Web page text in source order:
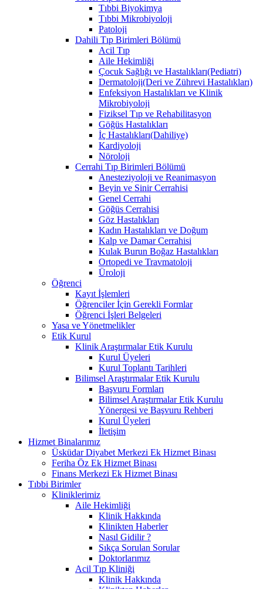
Tıbbi Biyokimya
Tıbbi Mikrobiyoloji
Patoloji
Dahili Tıp Birimleri Bölümü
Acil Tıp
Aile Hekimliği
Çocuk Sağlığı ve Hastalıkları(Pediatri)
Dermatoloji(Deri ve Zührevi Hastalıkları)
Enfeksiyon Hastalıkları ve Klinik
Mikrobiyoloji
Fiziksel Tıp ve Rehabilitasyon
Göğüs Hastalıkları
İç Hastalıkları(Dahiliye)
Kardiyoloji
Nöroloji
Cerrahi Tıp Birimleri Bölümü
Anesteziyoloji ve Reanimasyon
Beyin ve Sinir Cerrahisi
Genel Cerrahi
Göğüs Cerrahisi
Göz Hastalıkları
Kadın Hastalıkları ve Doğum
Kalp ve Damar Cerrahisi
Kulak Burun Boğaz Hastalıkları
Ortopedi ve Travmatoloji
Üroloji
Öğrenci
Kayıt İşlemleri
Öğrenciler İçin Gerekli Formlar
Öğrenci İşleri Belgeleri
Yasa ve Yönetmelikler
Etik Kurul
Klinik Araştırmalar Etik Kurulu
Kurul Üyeleri
Kurul Toplantı Tarihleri
Bilimsel Araştırmalar Etik Kurulu
Başvuru Formları
Bilimsel Araştırmalar Etik Kurulu
Yönergesi ve Başvuru Rehberi
Kurul Üyeleri
İletişim
Hizmet Binalarımız
Üsküdar Diyabet Merkezi Ek Hizmet Binası
Feriha Öz Ek Hizmet Binası
Finans Merkezi Ek Hizmet Binası
Tıbbi Birimler
Kliniklerimiz
Aile Hekimliği
Klinik Hakkında
Klinikten Haberler
Nasıl Gidilir ?
Sıkça Sorulan Sorular
Doktorlarımız
Acil Tıp Kliniği
Klinik Hakkında